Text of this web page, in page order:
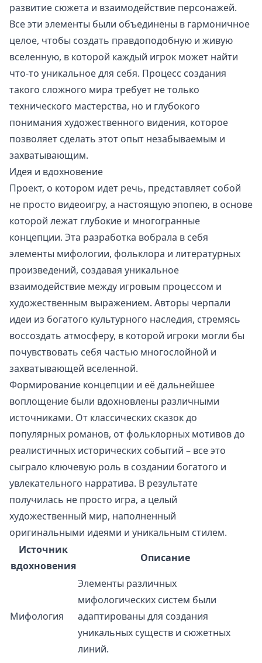
развитие сюжета и взаимодействие персонажей.
Все эти элементы были объединены в гармоничное
целое, чтобы создать правдоподобную и живую
вселенную, в которой каждый игрок может найти
что-то уникальное для себя. Процесс создания
такого сложного мира требует не только
технического мастерства, но и глубокого
понимания художественного видения, которое
позволяет сделать этот опыт незабываемым и
захватывающим.
Идея и вдохновение
Проект, о котором идет речь, представляет собой
не просто видеоигру, а настоящую эпопею, в основе
которой лежат глубокие и многогранные
концепции. Эта разработка вобрала в себя
элементы мифологии, фольклора и литературных
произведений, создавая уникальное
взаимодействие между игровым процессом и
художественным выражением. Авторы черпали
идеи из богатого культурного наследия, стремясь
воссоздать атмосферу, в которой игроки могли бы
почувствовать себя частью многослойной и
захватывающей вселенной.
Формирование концепции и её дальнейшее
воплощение были вдохновлены различными
источниками. От классических сказок до
популярных романов, от фольклорных мотивов до
реалистичных исторических событий – все это
сыграло ключевую роль в создании богатого и
увлекательного нарратива. В результате
получилась не просто игра, а целый
художественный мир, наполненный
оригинальными идеями и уникальным стилем.
Источник
вдохновения
Описание
Мифология
Элементы различных
мифологических систем были
адаптированы для создания
уникальных существ и сюжетных
линий.